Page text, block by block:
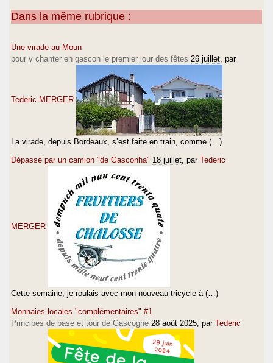
Dans la même rubrique :
Une virade au Moun
pour y chanter en gascon le premier jour des fêtes 26 juillet , par
Tederic MERGER
La virade, depuis Bordeaux, s’est faite en train, comme (…)
Dépassé par un camion "de Gasconha" 18 juillet , par Tederic
MERGER
Cette semaine, je roulais avec mon nouveau tricycle à (…)
Monnaies locales "complémentaires" #1
Principes de base et tour de Gascogne 28 août 2025 , par Tederic